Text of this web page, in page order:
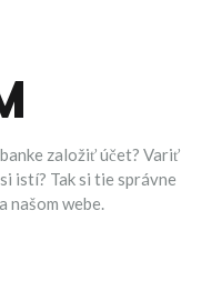
založiť účet? Variť
istí? Tak si tie správne
našom webe.